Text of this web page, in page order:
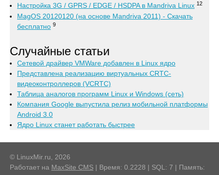
Настройка 3G / GPRS / EDGE / HSDPA в Mandriva Linux 12
MagOS 20120120 (на основе Mandriva 2011) - Скачать
бесплатно 9
Случайные статьи
Сетевой драйвер VMWare добавлен в Linux ядро
Представлена реализацию виртуальных CRTC-
видеоконтроллеров (VCRTC)
Таблица аналогов программ Linux и Windows (сеть)
Компания Google выпустила релиз мобильной платформы
Android 3.0
Ядро Linux станет работать быстрее
© LinuxMir.ru, 2026
Работает на MaxSite CMS | Время: 0.2228 | SQL: 7 | Память: